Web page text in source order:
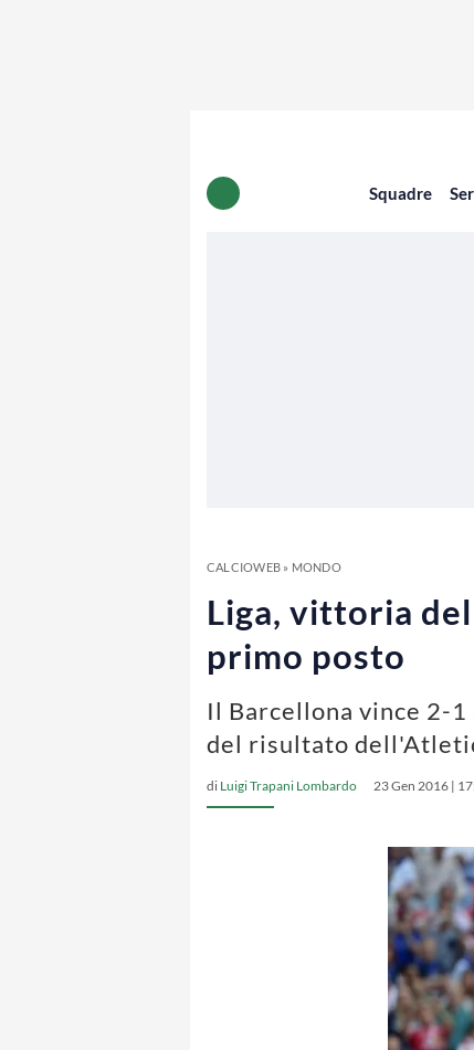
Squadre
CALCIOWEB» MONDO
Liga, vittoria
primo posto
Il Barcellona vince 2-1
del risultato
di Luigi Trapani Lombardo 23 Gen 2016 |